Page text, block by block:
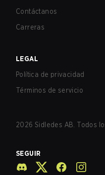
Contáctanos
Carreras
LEGAL
Política de privacidad
Términos de servicio
2026 Sidledes AB. Todos
SEGUIR